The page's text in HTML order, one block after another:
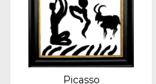
Picasso